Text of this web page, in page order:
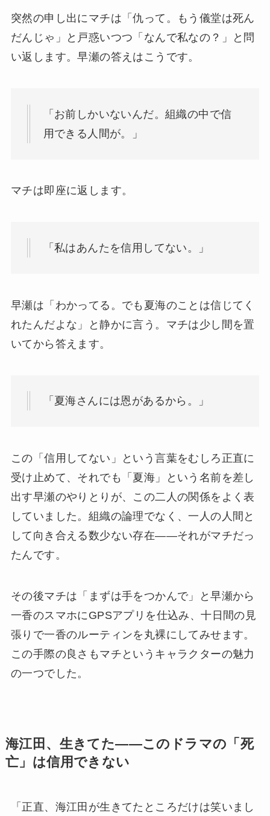
突然の申し出にマチは「仇って。もう儀堂は死ん
だんじゃ」と戸惑いつつ「なんで私なの？」と問
い返します。早瀬の答えはこうです。
「お前しかいないんだ。組織の中で信
用できる人間が。」
マチは即座に返します。
「私はあんたを信用してない。」
早瀬は「わかってる。でも夏海のことは信じてく
れたんだよな」と静かに言う。マチは少し間を置
いてから答えます。
「夏海さんには恩があるから。」
この「信用してない」という言葉をむしろ正直に
受け止めて、それでも「夏海」という名前を差し
出す早瀬のやりとりが、この二人の関係をよく表
していました。組織の論理でなく、一人の人間と
して向き合える数少ない存在——それがマチだっ
たんです。
その後マチは「まずは手をつかんで」と早瀬から
一香のスマホにGPSアプリを仕込み、十日間の見
張りで一香のルーティンを丸裸にしてみせます。
この手際の良さもマチというキャラクターの魅力
の一つでした。
海江田、生きてた——このドラマの「死
亡」は信用できない
「正直、海江田が生きてたところだけは笑いまし